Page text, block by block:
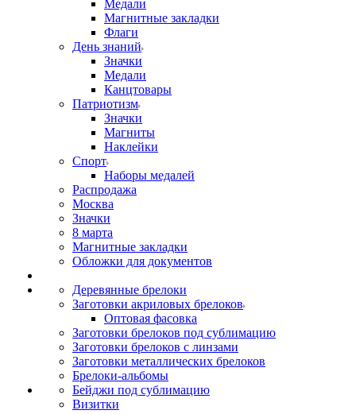
Медали
Магнитные закладки
Флаги
День знаний
Значки
Медали
Канцтовары
Патриотизм
Значки
Магниты
Наклейки
Спорт
Наборы медалей
Распродажа
Москва
Значки
8 марта
Магнитные закладки
Обложки для документов
Деревянные брелоки
Заготовки акриловых брелоков
Оптовая фасовка
Заготовки брелоков под сублимацию
Заготовки брелоков с линзами
Заготовки металлических брелоков
Брелоки-альбомы
Бейджи под сублимацию
Визитки